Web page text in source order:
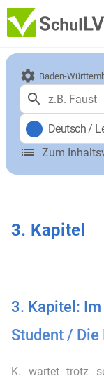
Baden-
Deutsch/
Zum
3. Kapitel
3. Kapitel:
Student / Die
K. wartet trotz